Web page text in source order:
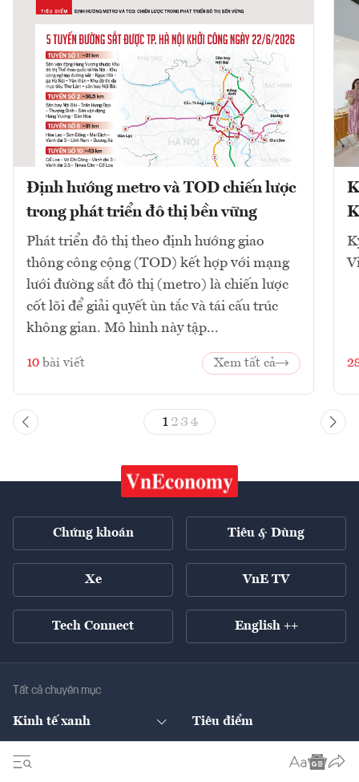
Định hướng metro và TOD chiến lược
trong phát triển đô thị bền vững
Phát triển đô thị theo định hướng giao
thông công cộng (TOD) kết hợp với mạng
lưới đường sắt đô thị (metro) là chiến lược
cốt lõi để giải quyết ùn tắc và tái cấu trúc
không gian. Mô hình này tập...
10 bài viết Xem tất cả
1 23 4
Chứng khoán Tiêu & Dùng
Xe VnE TV
Tech Connect English ++
Tất cả chuyên mục
Kinh tế xanh
Chuyển động xanh
Pháp lý
Tiêu điểm
Tài chính